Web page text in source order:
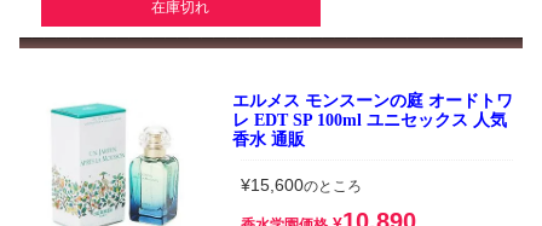
在庫切れ
エルメス モンスーンの庭 オードトワ
レ EDT SP 100ml ユニセックス 人気
香水 通販
¥15,600のところ